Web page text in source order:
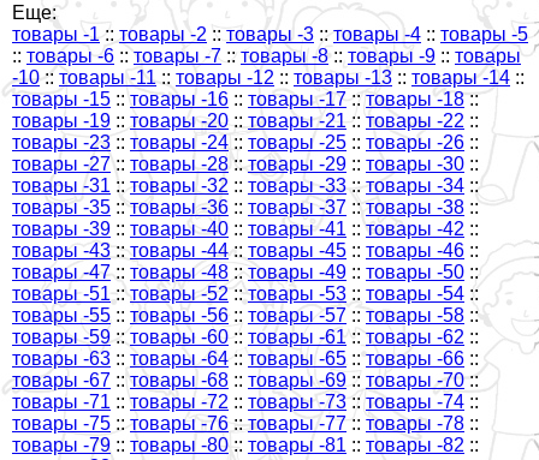
Еще:
товары -1 :: товары -2 :: товары -3 :: товары -4 :: товары -5
:: товары -6 :: товары -7 :: товары -8:: товары -9 :: товары
-10 :: товары -11 :: товары -12 :: товары -13 :: товары -14 ::
товары -15 :: товары -16 :: товары -17 ::товары -18 ::
товары -19 :: товары -20 :: товары -21 :: товары -22 ::
товары -23 :: товары -24 :: товары -25 :: товары -26 ::
товары -27:: товары -28 :: товары -29 :: товары -30 ::
товары -31 :: товары -32 :: товары -33 :: товары -34 ::
товары -35 ::товары -36 :: товары -37 :: товары -38 ::
товары -39 :: товары -40 :: товары -41 :: товары -42 ::
товары -43 :: товары -44:: товары -45 :: товары -46 ::
товары -47:: товары -48 ::товары -49 :: товары -50 ::
товары -51 ::товары -52 ::товары -53 :: товары -54 ::
товары -55 :: товары -56 :: товары -57 :: товары -58 ::
товары -59 :: товары -60 :: товары -61 :: товары -62 ::
товары -63 :: товары -64 :: товары -65 ::товары -66 ::
товары -67 :: товары -68 :: товары -69 :: товары -70 ::
товары -71 :: товары -72 :: товары -73 :: товары -74 ::
товары -75 :: товары -76 :: товары -77 :: товары -78 ::
товары -79 :: товары -80 :: товары -81 :: товары -82 ::